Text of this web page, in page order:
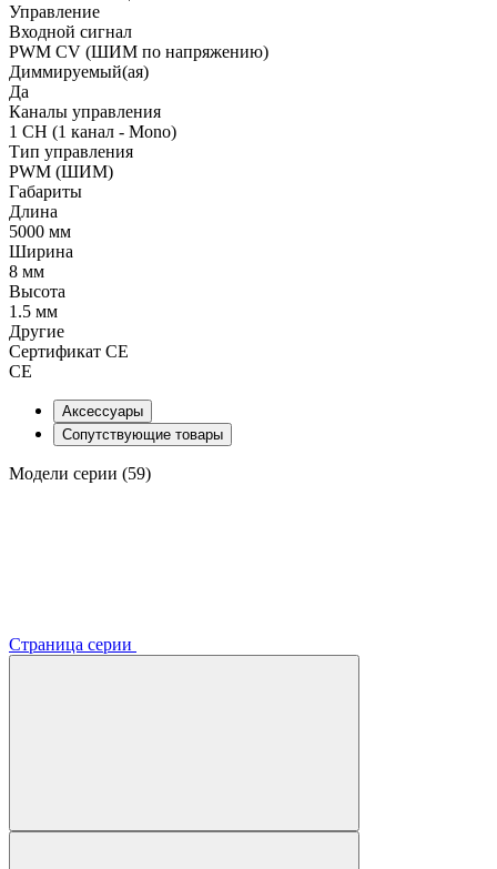
Управление
Входной сигнал
PWM СV (ШИМ по напряжению)
Диммируемый(ая)
Да
Каналы управления
1 CH (1 канал - Mono)
Тип управления
PWM (ШИМ)
Габариты
Длина
5000 мм
Ширина
8 мм
Высота
1.5 мм
Другие
Сертификат CE
CE
Аксессуары
Сопутствующие товары
Модели серии (59)
Страница серии